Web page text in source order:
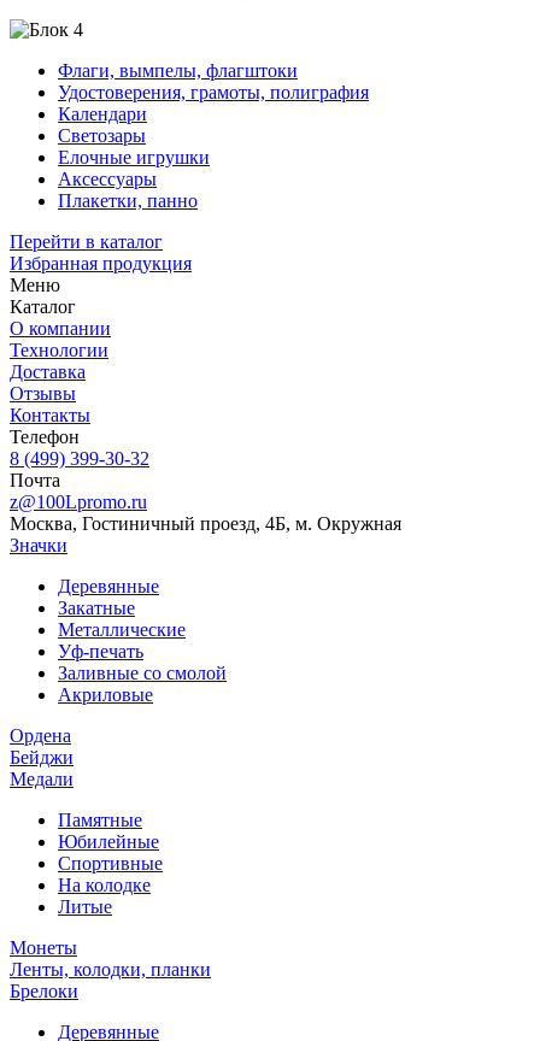
Флаги, вымпелы, флагштоки
Удостоверения, грамоты, полиграфия
Календари
Светозары
Елочные игрушки
Аксессуары
Плакетки, панно
Перейти в каталог
Избранная продукция
Меню
Каталог
О компании
Технологии
Доставка
Отзывы
Контакты
Телефон
8 (499) 399-30-32
Почта
z@100Lpromo.ru
Москва, Гостиничный проезд, 4Б, м. Окружная
Значки
Деревянные
Закатные
Металлические
Уф-печать
Заливные со смолой
Акриловые
Ордена
Бейджи
Медали
Памятные
Юбилейные
Спортивные
На колодке
Литые
Монеты
Ленты, колодки, планки
Брелоки
Деревянные